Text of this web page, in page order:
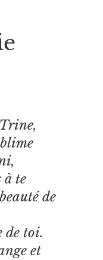
à te
de
de toi.
et